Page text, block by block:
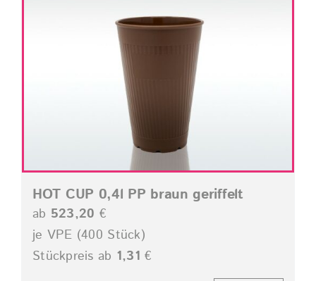
HOT CUP 0,4l PP braun geriffelt
ab 523,20 €
je VPE (400 Stück)
Stückpreis ab 1,31 €